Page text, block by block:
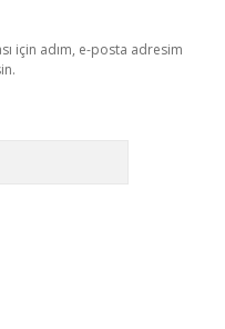
için adım, e-posta adresim